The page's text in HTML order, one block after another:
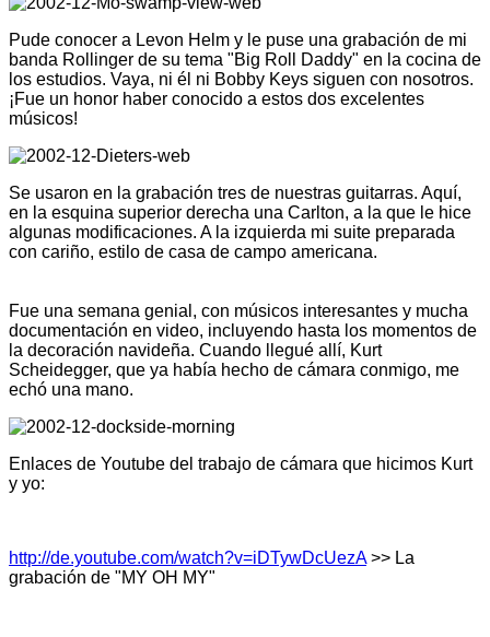
Pude conocer a Levon Helm y le puse una grabación de mi
banda Rollinger de su tema "Big Roll Daddy" en la cocina de
los estudios. Vaya, ni él ni Bobby Keys siguen con nosotros.
¡Fue un honor haber conocido a estos dos excelentes
músicos!
Se usaron en la grabación tres de nuestras guitarras. Aquí,
en la esquina superior derecha una Carlton, a la que le hice
algunas modificaciones. A la izquierda mi suite preparada
con cariño, estilo de casa de campo americana.
Fue una semana genial, con músicos interesantes y mucha
documentación en video, incluyendo hasta los momentos de
la decoración navideña. Cuando llegué allí, Kurt
Scheidegger, que ya había hecho de cámara conmigo, me
echó una mano.
Enlaces de Youtube del trabajo de cámara que hicimos Kurt
y yo:
http://de.youtube.com/watch?v=iDTywDcUezA>> La
grabación de "MY OH MY"